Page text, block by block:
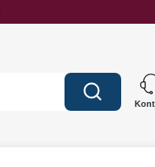
Wyczyść Szukaj